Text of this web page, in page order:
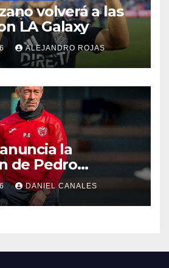
volverá a las
LA Galaxy
ALEJANDRO ROJAS
la
de Pedro
DANIEL CANALES